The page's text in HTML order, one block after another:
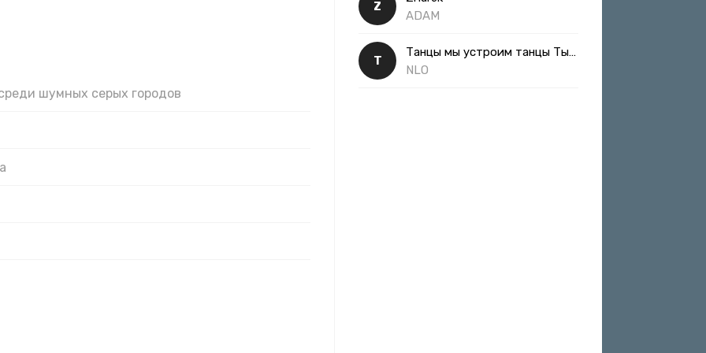
шумных серых городов
Z
ADAM
Т
Танцы мы устроим танцы Ты такая классная
NLO